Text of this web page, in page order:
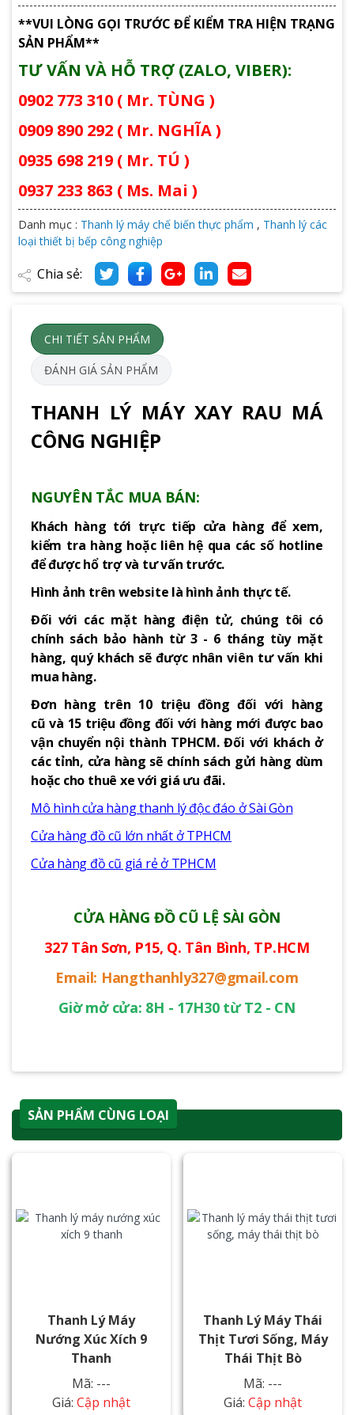
**VUI LÒNG GỌI TRƯỚC ĐỂ KIỂM TRA HIỆN TRẠNG
SẢN PHẨM**
TƯ VẤN VÀ HỖ TRỢ (ZALO, VIBER):
0902 773 310 ( Mr. TÙNG )
0909 890 292 ( Mr. NGHĨA )
0935 698 219 ( Mr. TÚ )
0937 233 863 ( Ms. Mai )
Danh mục : Thanh lý máy chế biến thực phẩm , Thanh lý các
loại thiết bị bếp công nghiệp
Chia sẻ:
CHI TIẾT SẢN PHẨM
ĐÁNH GIÁ SẢN PHẨM
THANH LÝ MÁY XAY RAU MÁ
CÔNG NGHIỆP
NGUYÊN TẮC MUA BÁN:
Khách hàng tới trực tiếp cửa hàng để xem,
kiểm tra hàng hoặc liên hệ qua các số hotline
để được hổ trợ và tư vấn trước.
Hình ảnh trên website là hình ảnh thực tế.
Đối với các mặt hàng điện tử, chúng tôi có
chính sách bảo hành từ 3 - 6 tháng tùy mặt
hàng, quý khách sẽ được nhân viên tư vấn khi
mua hàng.
Đơn hàng trên 10 triệu đồng đối với hàng
cũ và 15 triệu đồng đối với hàng mới được bao
vận chuyển nội thành TPHCM. Đối với khách ở
các tỉnh, cửa hàng sẽ chính sách gửi hàng dùm
hoặc cho thuê xe với giá ưu đãi.
Mô hình cửa hàng thanh lý độc đáo ở Sài Gòn
Cửa hàng đồ cũ lớn nhất ở TPHCM
Cửa hàng đồ cũ giá rẻ ở TPHCM
CỬA HÀNG ĐỒ CŨ LỆ SÀI GÒN
327 Tân Sơn, P15, Q. Tân Bình, TP.HCM
Email: Hangthanhly327@gmail.com
Giờ mở cửa: 8H - 17H30 từ T2 - CN
SẢN PHẨM CÙNG LOẠI
Thanh Lý Máy
Nướng Xúc Xích 9
Thanh
Mã: ---
Giá: Cập nhật
Thanh Lý Máy Thái
Thịt Tươi Sống, Máy
Thái Thịt Bò
Mã: ---
Giá: Cập nhật